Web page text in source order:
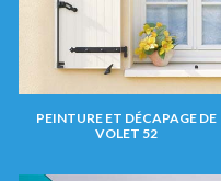
PEINTURE ET DÉCAPAGE DE
VOLET 52